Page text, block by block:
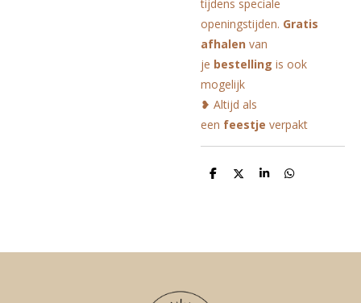
tijdens speciale
openingstijden. Gratis
afhalen van
je bestelling is ook
mogelijk
❥ Altijd als
een feestje verpakt
D
D
S
D